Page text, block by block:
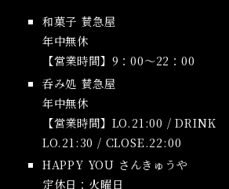
和菓子 賛急屋
年中無休
【営業時間】9：00～22：00
呑み処 賛急屋
年中無休
【営業時間】LO.21:00 / DRINK
LO.21:30 / CLOSE.22:00
HAPPY YOU さんきゅうや
定休日：火曜日